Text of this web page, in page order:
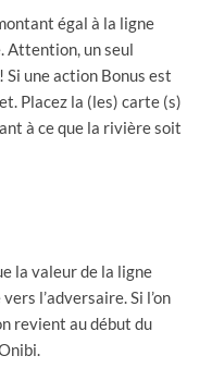
égal à la ligne
Attention, un seul
une action Bonus est
Placez la (les) carte (s)
à ce que la rivière soit
la valeur de la ligne
l’adversaire. Si l’on
revient au début du